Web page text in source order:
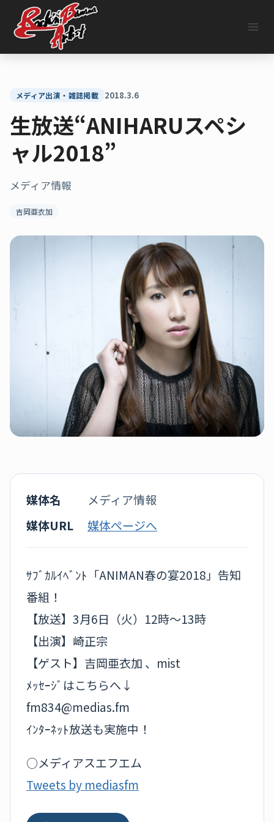
キ
メディア出演・雑誌掲載 2018.3.6
生放送“ANIHARUスペシ
ャル2018”
メディア情報
吉岡亜衣加
媒体名
メディア情報
媒体URL
媒体ページへ
ｻﾌﾞｶﾙｲﾍﾞﾝﾄ「ANIMAN春の宴2018」告知
番組！
【放送】3月6日（火）12時～13時
【出演】崎正宗
【ゲスト】吉岡亜衣加 、mist
ﾒｯｾｰｼﾞはこちらへ↓
fm834@medias.fm
ｲﾝﾀｰﾈｯﾄ放送も実施中！
○メディアスエフエム
Tweets by mediasfm